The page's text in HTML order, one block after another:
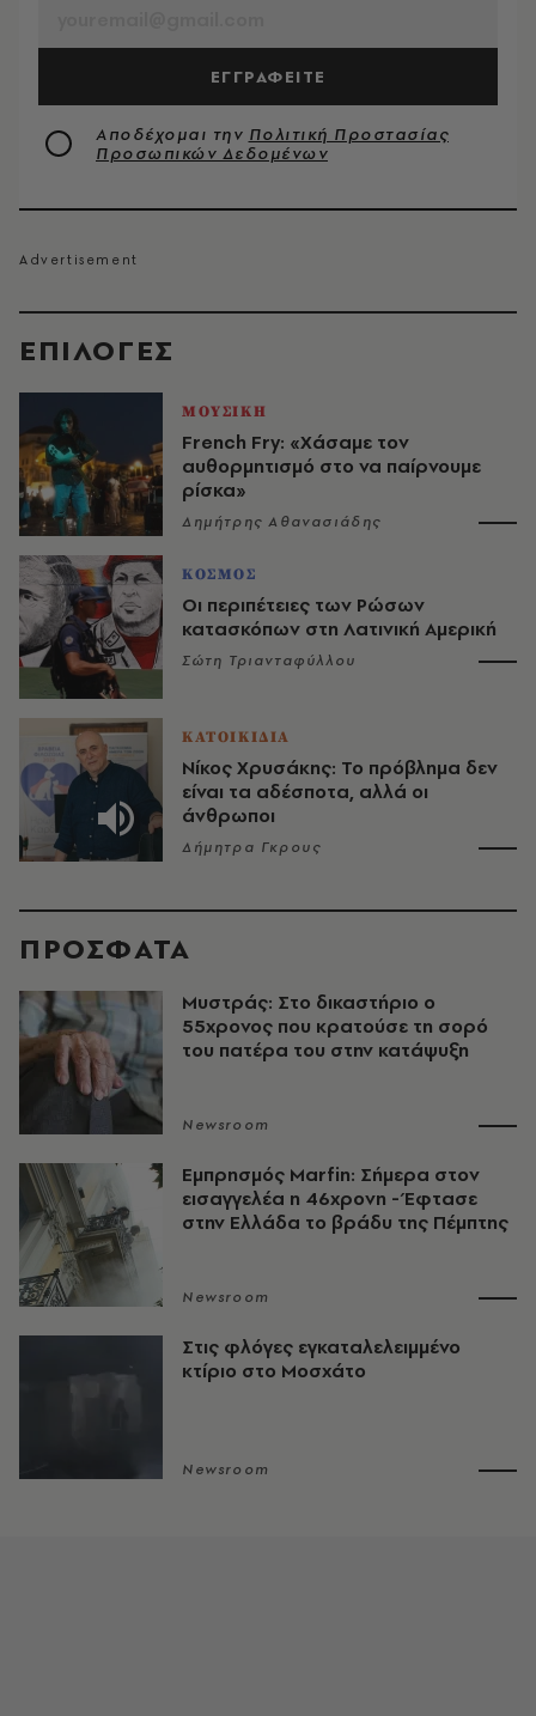
EΠΙΛΟΓΈΣ
ΜΟΥΣΙΚΗ
French Fry: «Χάσαμε τον
αυθορμητισμό στο να παίρνουμε
ρίσκα»
Δημήτρης Αθανασιάδης
ΚΟΣΜΟΣ
Οι περιπέτειες των Ρώσων
κατασκόπων στη Λατινική Αμερική
Σώτη Τριανταφύλλου
ΚΑΤΟΙΚΙΔΙΑ
Νίκος Χρυσάκης: Το πρόβλημα δεν
είναι τα αδέσποτα, αλλά οι
άνθρωποι
Δήμητρα Γκρους
ΕΓΓΡΑΦΕΙΤΕ
Αποδέχομαι την Πολιτική Προστασίας
Προσωπικών Δεδομένων
ΠΡΟΣΦΑΤΑ
Μυστράς: Στο δικαστήριο ο
55χρονος που κρατούσε τη σορό
του πατέρα του στην κατάψυξη
Newsroom
Εμπρησμός Marfin: Σήμερα στον
εισαγγελέα η 46χρονη - Έφτασε
στην Ελλάδα το βράδυ της Πέμπτης
Newsroom
Στις φλόγες εγκαταλελειμμένο
κτίριο στο Μοσχάτο
Newsroom